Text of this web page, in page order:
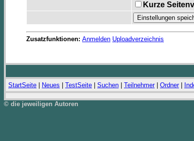
Kurze
Zusatzfunktionen: Anmelden Uploadverzeichnis
StartSeite Neues TestSeite Suchen Teilnehmer| Ordner|
© die jeweiligen Autoren